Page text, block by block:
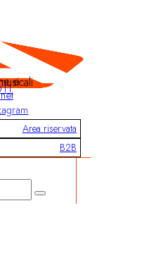
musicali
Area riservata
B2B